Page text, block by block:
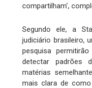
compartilham',
Segundo ele, a
judiciário brasileiro,
pesquisa
detectar padrões
matérias
mais clara de